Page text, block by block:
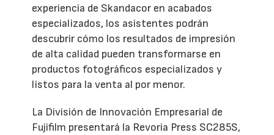
experiencia de Skandacor en acabados
especializados, los asistentes podrán
descubrir cómo los resultados de impresión
de alta calidad pueden transformarse en
productos fotográficos especializados y
listos para la venta al por menor.
La División de Innovación Empresarial de
Fujifilm presentará la Revoria Press SC285S,